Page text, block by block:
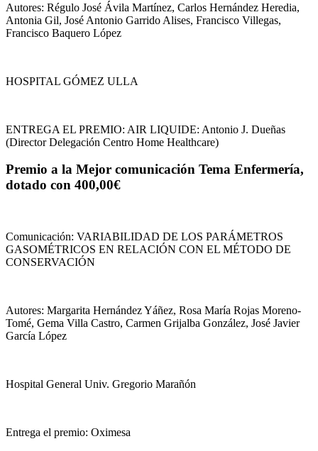
Autores: Régulo José Ávila Martínez, Carlos Hernández Heredia,
Antonia Gil, José Antonio Garrido Alises, Francisco Villegas,
Francisco Baquero López
HOSPITAL GÓMEZ ULLA
ENTREGA EL PREMIO: AIR LIQUIDE: Antonio J. Dueñas
(Director Delegación Centro Home Healthcare)
Premio a la Mejor comunicación Tema Enfermería,
dotado con 400,00€
Comunicación: VARIABILIDAD DE LOS PARÁMETROS
GASOMÉTRICOS EN RELACIÓN CON EL MÉTODO DE
CONSERVACIÓN
Autores: Margarita Hernández Yáñez, Rosa María Rojas Moreno-
Tomé, Gema Villa Castro, Carmen Grijalba González, José Javier
García López
Hospital General Univ. Gregorio Marañón
Entrega el premio: Oximesa